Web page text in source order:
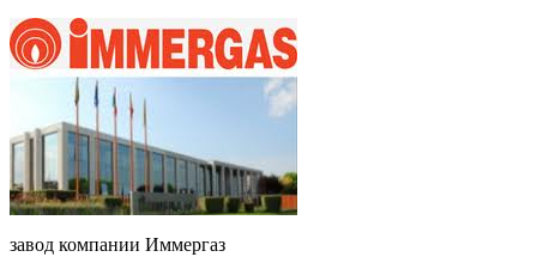
завод компании Иммергаз